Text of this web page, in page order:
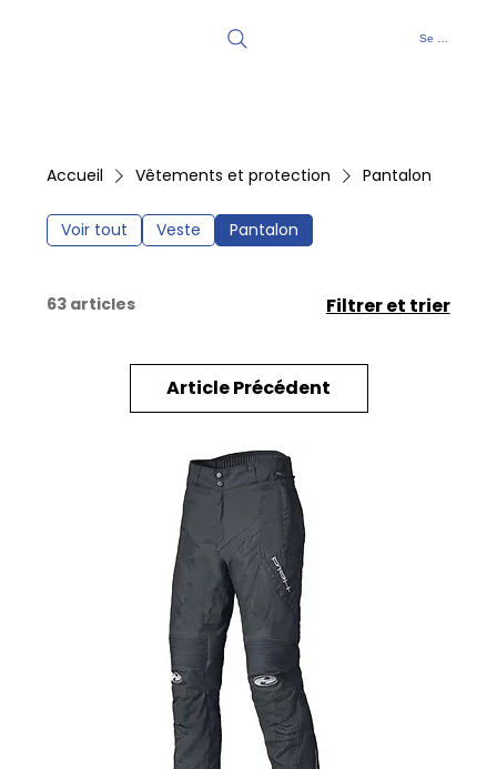
Se connecter
Accueil Vêtements et protection Pantalon
Voir tout Veste Pantalon
63 articles Filtrer et trier
Article Précédent